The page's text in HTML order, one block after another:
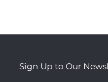
Sign Up to Our